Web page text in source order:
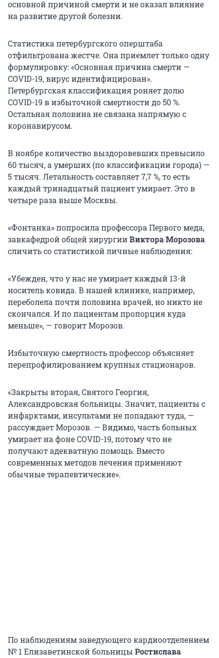
основной причиной смерти и не оказал влияние
на развитие другой болезни.
Статистика петербургского оперштаба
отфильтрована жестче. Она приемлет только одну
формулировку: «Основная причина смерти —
COVID-19, вирус идентифицирован».
Петербургская классификация роняет долю
COVID-19 в избыточной смертности до 50 %.
Остальная половина не связана напрямую с
коронавирусом.
В ноябре количество выздоровевших превысило
60 тысяч, а умерших (по классификации города) —
5 тысяч. Летальность составляет 7,7 %, то есть
каждый тринадцатый пациент умирает. Это в
четыре раза выше Москвы.
«Фонтанка» попросила профессора Первого меда,
завкафедрой общей хирургииВиктора Морозова
сличить со статистикой личные наблюдения:
«Убежден, что у нас не умирает каждый 13-й
носитель ковида. В нашей клинике, например,
переболела почти половина врачей, но никто не
скончался. И по пациентам пропорция куда
меньше», — говорит Морозов.
Избыточную смертность профессор объясняет
перепрофилированием крупных стационаров.
«Закрыты вторая, Святого Георгия,
Александровская больницы. Значит, пациенты с
инфарктами, инсультами не попадают туда, —
рассуждает Морозов. — Видимо, часть больных
умирает на фоне COVID-19, потому что не
получают адекватную помощь. Вместо
современных методов лечения применяют
обычные терапевтические».
По наблюдениям заведующего кардиоотделением
№ 1 Елизаветинской больницы Ростислава